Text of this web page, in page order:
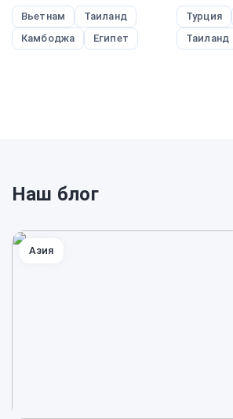
Вьетнам
Таиланд
Камбоджа
Египет
Турция
Таиланд
Наш блог
Азия